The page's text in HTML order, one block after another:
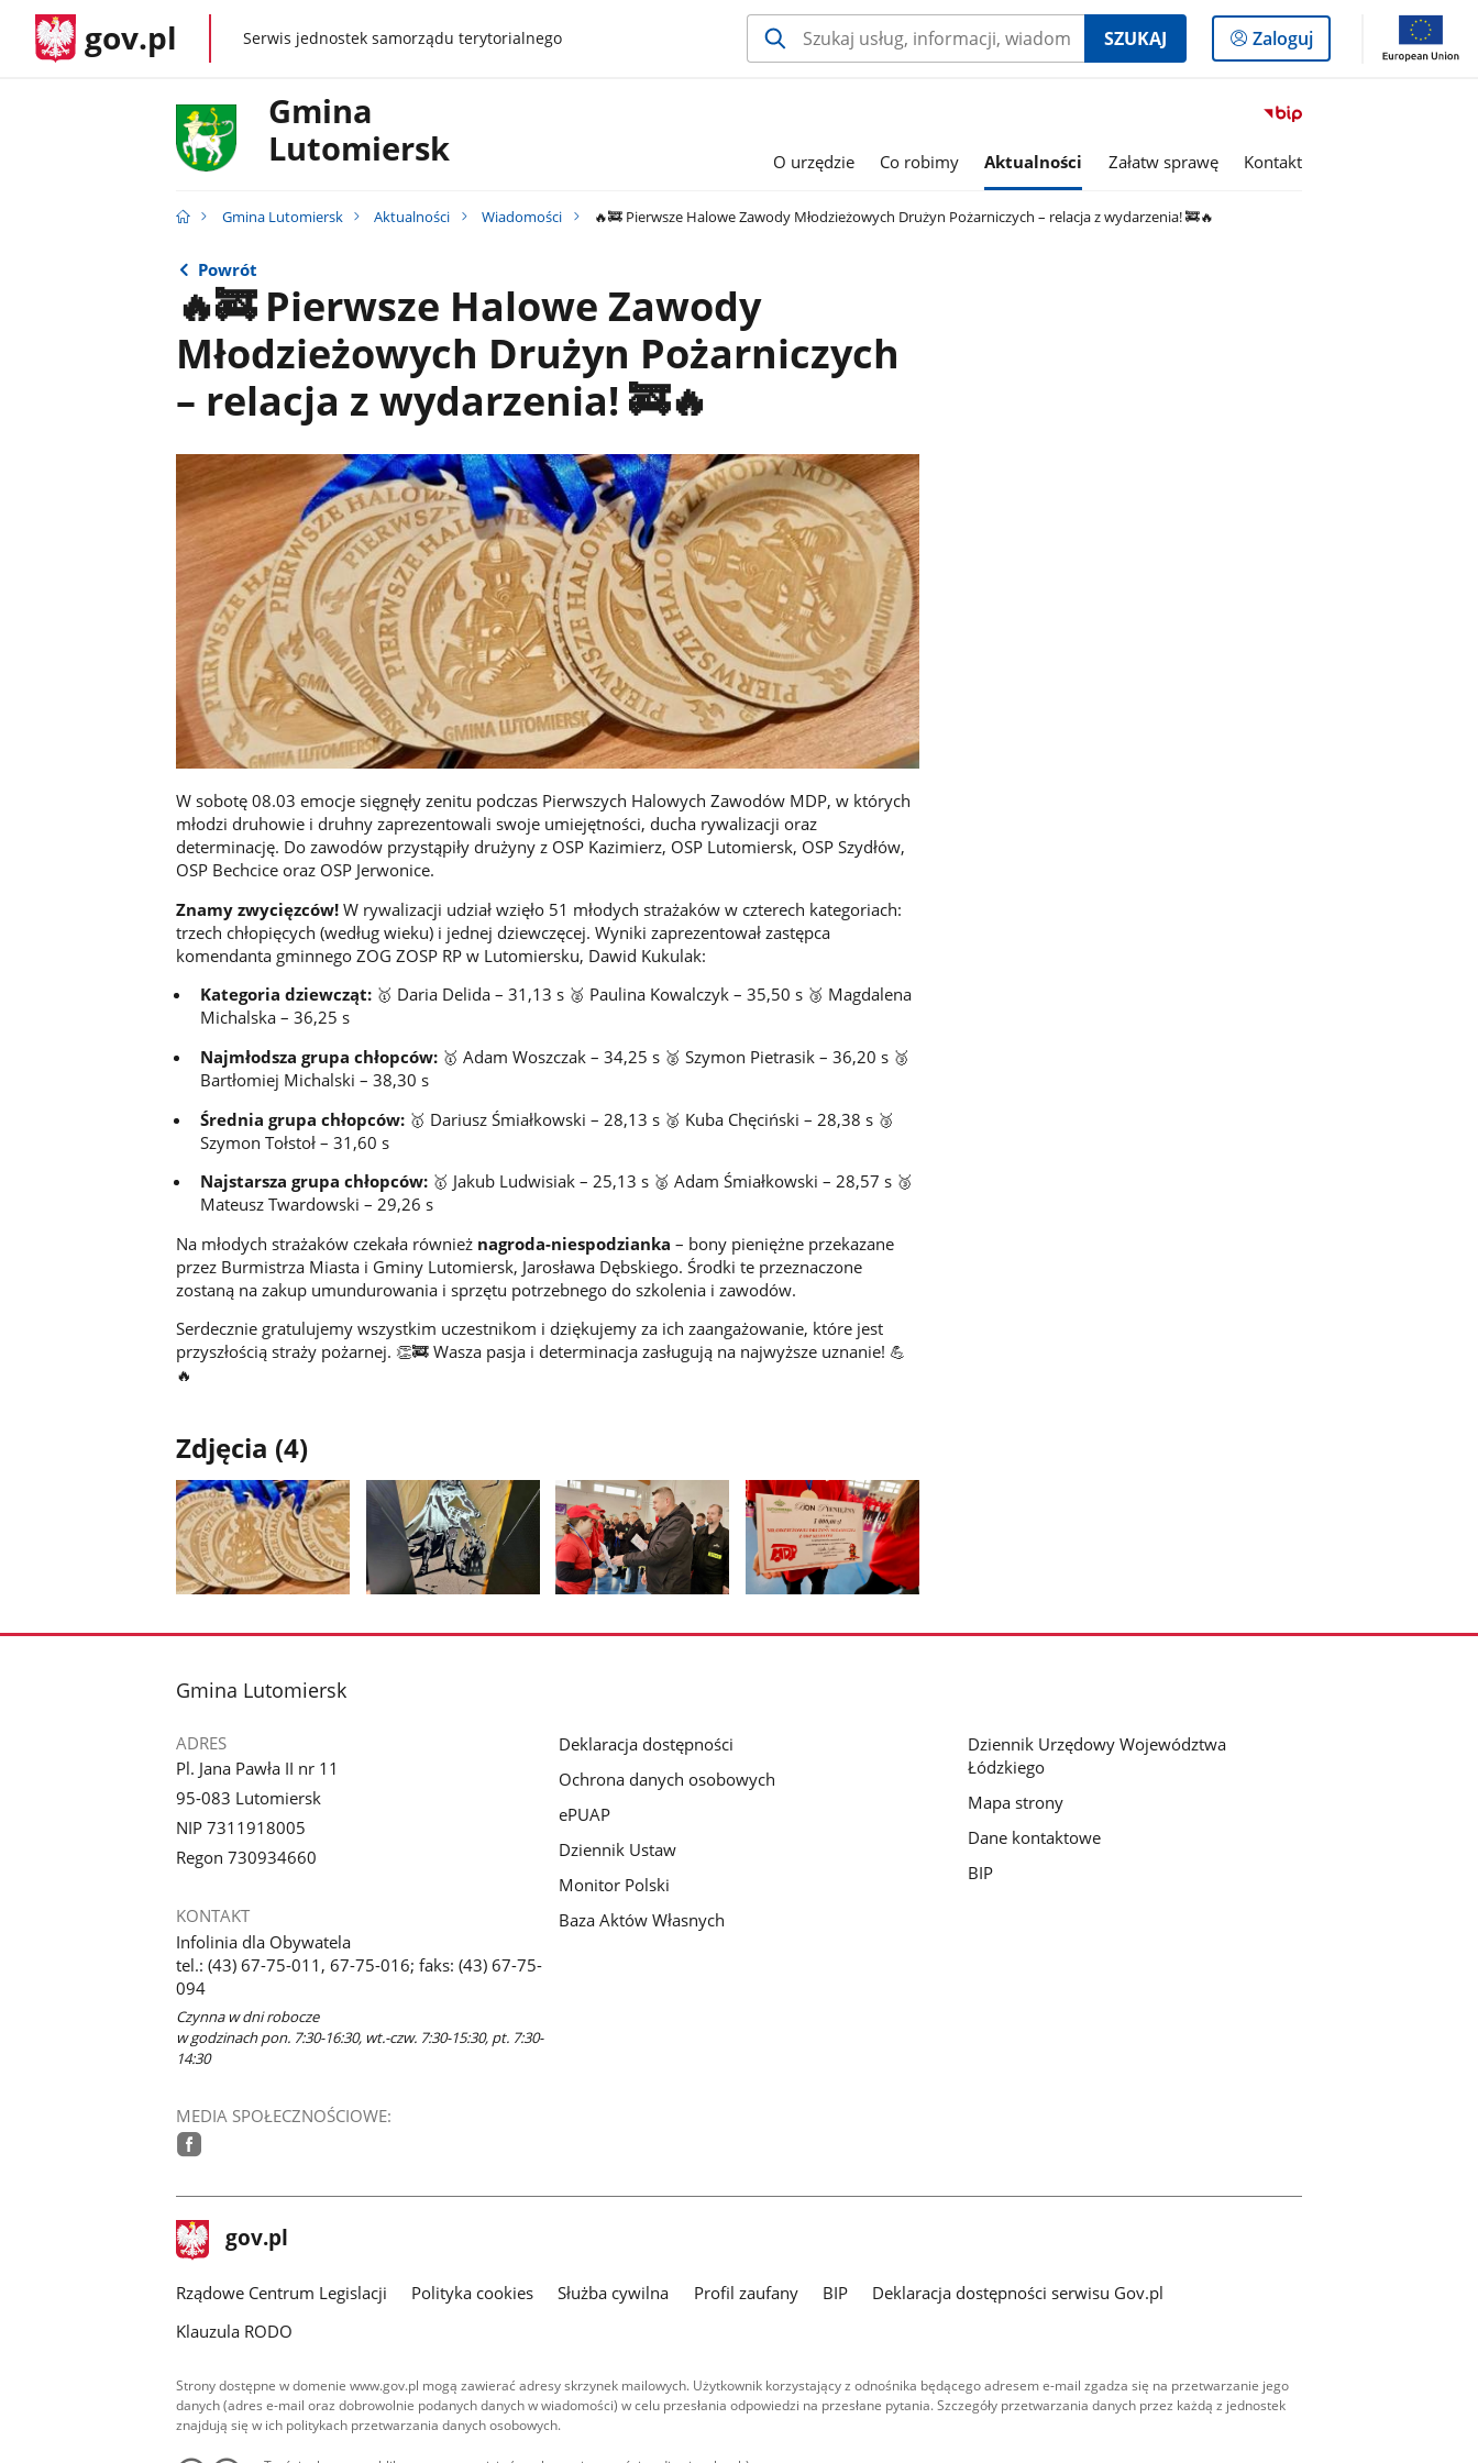
gov.pl gov.plSerwis jednostek samorządu terytorialnego SZUKAJ
Logowanie
do
Zaloguj
Przejdź
serwisu
Gmina
Lutomiersk
O urzędzie Co robimy Aktualności Załatw sprawę Kontakt
Gmina Lutomiersk Aktualności Wiadomości 🔥🚒 Pierwsze Halowe Zawody Młodzieżowych Drużyn Pożarniczych – relacja z wydarzenia! 🚒🔥
Powrót
🔥🚒 Pierwsze Halowe Zawody
Młodzieżowych Drużyn Pożarniczych
– relacja z wydarzenia! 🚒🔥
W sobotę 08.03 emocje sięgnęły zenitu podczas Pierwszych Halowych Zawodów MDP, w których
młodzi druhowie i druhny zaprezentowali swoje umiejętności, ducha rywalizacji oraz
determinację. Do zawodów przystąpiły drużyny z OSP Kazimierz, OSP Lutomiersk, OSP Szydłów,
OSP Bechcice oraz OSP Jerwonice.
Znamy zwycięzców!W rywalizacji udział wzięło 51 młodych strażaków w czterech kategoriach:
trzech chłopięcych (według wieku) i jednej dziewczęcej. Wyniki zaprezentował zastępca
komendanta gminnego ZOG ZOSP RP w Lutomiersku, Dawid Kukulak:
Kategoria dziewcząt:🥇 Daria Delida – 31,13 s 🥈 Paulina Kowalczyk – 35,50 s 🥉 Magdalena
Michalska – 36,25 s
Najmłodsza grupa chłopców:🥇 Adam Woszczak – 34,25 s 🥈 Szymon Pietrasik – 36,20 s 🥉
Bartłomiej Michalski – 38,30 s
Średnia grupa chłopców:🥇 Dariusz Śmiałkowski – 28,13 s 🥈 Kuba Chęciński – 28,38 s 🥉
Szymon Tołstoł – 31,60 s
Najstarsza grupa chłopców:🥇 Jakub Ludwisiak – 25,13 s 🥈 Adam Śmiałkowski – 28,57 s 🥉
Mateusz Twardowski – 29,26 s
Na młodych strażaków czekała również nagroda-niespodzianka – bony pieniężne przekazane
przez Burmistrza Miasta i Gminy Lutomiersk, Jarosława Dębskiego. Środki te przeznaczone
zostaną na zakup umundurowania i sprzętu potrzebnego do szkolenia i zawodów.
Serdecznie gratulujemy wszystkim uczestnikom i dziękujemy za ich zaangażowanie, które jest
przyszłością straży pożarnej. 👏🚒 Wasza pasja i determinacja zasługują na najwyższe uznanie! 💪
🔥
Zdjęcia (4)
zdjęcie
galerii.
zdjęcie
zdjęcie
zdjęcie
stopka
Gmina Lutomiersk
ADRES
Pl. Jana Pawła II nr 11
95-083 Lutomiersk
NIP 7311918005
Regon 730934660
KONTAKT
Infolinia dla Obywatela
tel.: (43) 67-75-011, 67-75-016; faks: (43) 67-75-
094
Czynna w dni robocze
w godzinach pon. 7:30-16:30, wt.-czw. 7:30-15:30, pt. 7:30-
14:30
MEDIA SPOŁECZNOŚCIOWE:
Deklaracja dostępności
Ochrona danych osobowych
ePUAP
Dziennik Ustaw
Monitor Polski
Baza Aktów Własnych
Dziennik Urzędowy Województwa
Łódzkiego
Mapa strony
Dane kontaktowe
BIP
stopka
gov.pl Strona
gov.pl
Rządowe Centrum Legislacji Polityka cookies Służba cywilna Profil zaufany BIP
Deklaracja dostępności serwisu Gov.pl
Klauzula RODO
Strony dostępne w domenie www.gov.pl mogą zawierać adresy skrzynek mailowych. Użytkownik korzystający z odnośnika będącego adresem e-mail zgadza się na przetwarzanie jego
danych (adres e-mail oraz dobrowolnie podanych danych w wiadomości) w celu przesłania odpowiedzi na przesłane pytania. Szczegóły przetwarzania danych przez każdą z jednostek
znajdują się w ich politykach przetwarzania danych osobowych.